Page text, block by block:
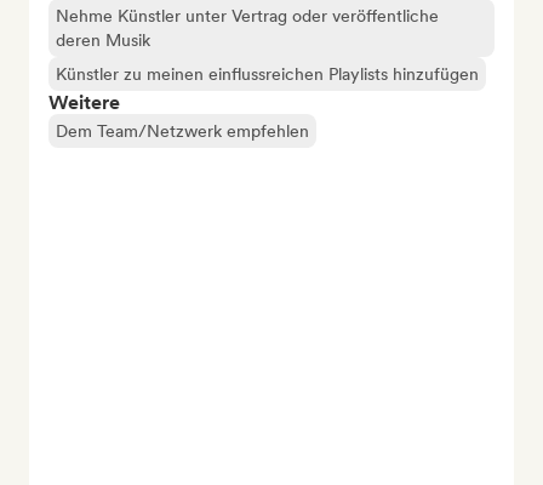
Nehme Künstler unter Vertrag oder veröffentliche
deren Musik
Künstler zu meinen einflussreichen Playlists hinzufügen
Weitere
Dem Team/Netzwerk empfehlen